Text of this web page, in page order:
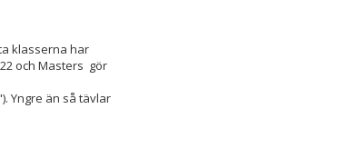
klasserna har
och Masters gör
Yngre än så tävlar